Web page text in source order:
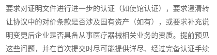
要求对证明文件进行进一步的认证（如使馆认证），要求澄清转
让协议中的对价条款是否涉及国有资产（如有），或要求补充说
明变更后企业是否具备从事医疗器械相关业务的资质。提前预见
这些问题，并在首次提交时尽可能提供详尽、经过完备认证手续